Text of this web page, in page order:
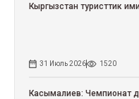
Кыргызстан туристтик
31 Июль 2026 1520
Касымалиев: Чемпионат